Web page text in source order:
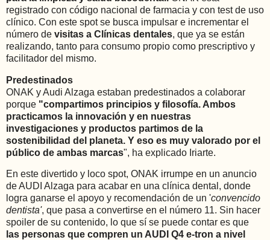
registrado con código nacional de farmacia y con test de uso
clínico. Con este spot se busca impulsar e incrementar el
número de visitas a Clínicas dentales, que ya se están
realizando, tanto para consumo propio como prescriptivo y
facilitador del mismo.
Predestinados
ONAK y Audi Alzaga estaban predestinados a colaborar
porque "compartimos principios y filosofía. Ambos
practicamos la innovación y en nuestras
investigaciones y productos partimos de la
sostenibilidad del planeta. Y eso es muy valorado por el
público de ambas marcas", ha explicado Iriarte.
En este divertido y loco spot, ONAK irrumpe en un anuncio
de AUDI Alzaga para acabar en una clínica dental, donde
logra ganarse el apoyo y recomendación de un 'convencido
dentista', que pasa a convertirse en el número 11. Sin hacer
spoiler de su contenido, lo que sí se puede contar es que
las personas que compren un AUDI Q4 e-tron a nivel